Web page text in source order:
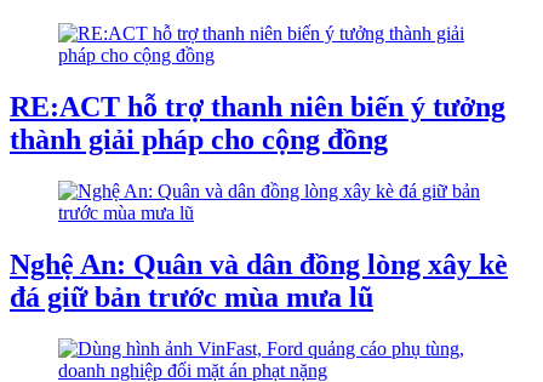
RE:ACT hỗ trợ thanh niên biến ý tưởng
thành giải pháp cho cộng đồng
Nghệ An: Quân và dân đồng lòng xây kè
đá giữ bản trước mùa mưa lũ